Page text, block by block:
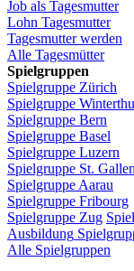
Job als Tagesmutter
Lohn Tagesmutter
Tagesmutter werden
Alle Tagesmütter
Spielgruppen
Spielgruppe Zürich
Spielgruppe
Spielgruppe Bern
Spielgruppe Basel
Spielgruppe Luzern
Spielgruppe St. Gallen
Spielgruppe Aarau
Spielgruppe Fribourg
Spielgruppe Zug
Ausbildung
Alle Spielgruppen